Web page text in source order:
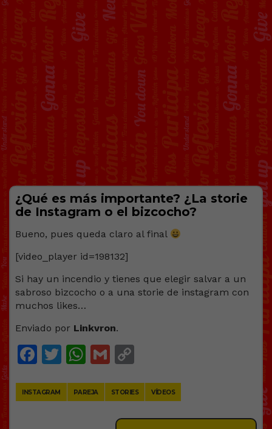
¿Qué es más importante? ¿La storie
de Instagram o el bizcocho?
Bueno, pues queda claro al final
[video_player id=198132]
Si hay un incendio y tienes que elegir salvar a un
sabroso bizcocho o a una storie de instagram con
muchos likes…
Enviado por Linkvron.
Facebook
Twitter
WhatsApp
Gmail
INSTAGRAM PAREJA STORIES VÍDEOS